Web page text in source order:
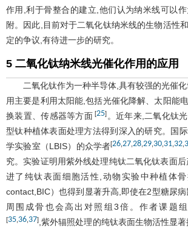
作用,利于骨整合的建立,他们认为纳米线可以
附。因此,目前对于二氧化钛纳米线的生物活性
定的争议,有待进一步的研究。
5 二氧化钛纳米线光催化作用的应用
二氧化钛作为一种半导体,具有较强的光催
用主要是利用太阳能,包括光催化降解、太阳能
换装置、传感器等方面 [25] 。近年来,二氧化钛
型钛种植体表面处理方法得到深入的研究。国
学实验室（LBIS）的众学者[26 27 28 29 30 31 32
究。实验证明用紫外线处理纯钛二氧化钛表面
进了纯钛表面细胞活性,动物实验中种植体骨
contact,BIC）也得到显著升高,即使在2型糖尿
周围成骨也会高出对照组3倍。作者课题
[35 36 37] ,紫外辐照处理的纯钛表面生物活性显